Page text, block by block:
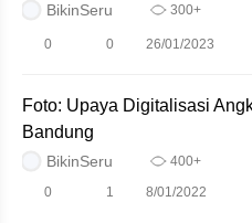
BikinSeru 300+
0 0 26/01/2023
Foto: Upaya Digitalisasi
Bandung
BikinSeru
400+
0
1 8/01/2022